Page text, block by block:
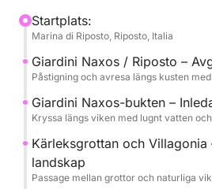
Upplevelsen är utformad för att
perfekta balansen mellan
utforskning, med flera stopp för
vattnet och tid att njuta av sol
Ombord hittar du drycker,
kryssningen i fullständig lugn,
expertbesättning.
Startplats:
Marina di Riposto, Riposto, Italia
Giardini Naxos / Riposto –
Påstigning och avresa längs kusten
Giardini Naxos-bukten –
Kryssa längs viken med lugnt vatten
Kärleksgrottan och Villagonia
landskap
Passage mellan grottor och naturliga